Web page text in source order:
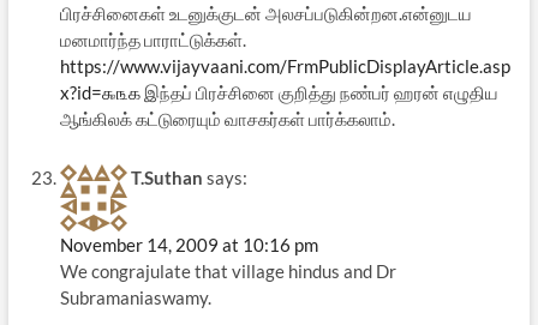
பிரச்சினைகள் உடனுக்குடன் அலசப்படுகின்றன.என்னுடய
மனமார்ந்த பாராட்டுக்கள்.
https://www.vijayvaani.com/FrmPublicDisplayArticle.asp
x?id=௯௩௧இந்தப் பிரச்சினை குறித்து நண்பர் ஹரன் எழுதிய
ஆங்கிலக் கட்டுரையும் வாசகர்கள் பார்க்கலாம்.
T.Suthan says:
November 14, 2009 at 10:16 pm
We congrajulate that village hindus and Dr
Subramaniaswamy.